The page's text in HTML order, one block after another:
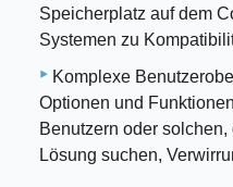
Speicherplatz auf dem
Systemen zu
Komplexe
Optionen und
Benutzern oder
Lösung suchen,